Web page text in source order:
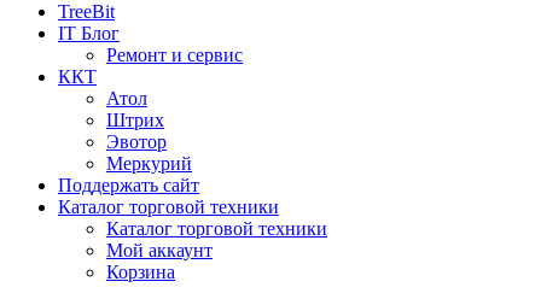
TreeBit
IT Блог
Ремонт и сервис
ККТ
Атол
Штрих
Эвотор
Меркурий
Поддержать сайт
Каталог торговой техники
Каталог торговой техники
Мой аккаунт
Корзина